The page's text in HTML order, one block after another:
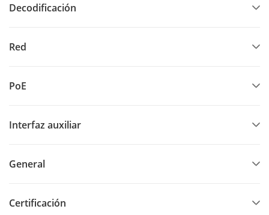
Decodificación
Red
PoE
Interfaz auxiliar
General
Certificación